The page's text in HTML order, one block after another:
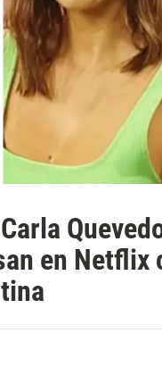
en Netflix